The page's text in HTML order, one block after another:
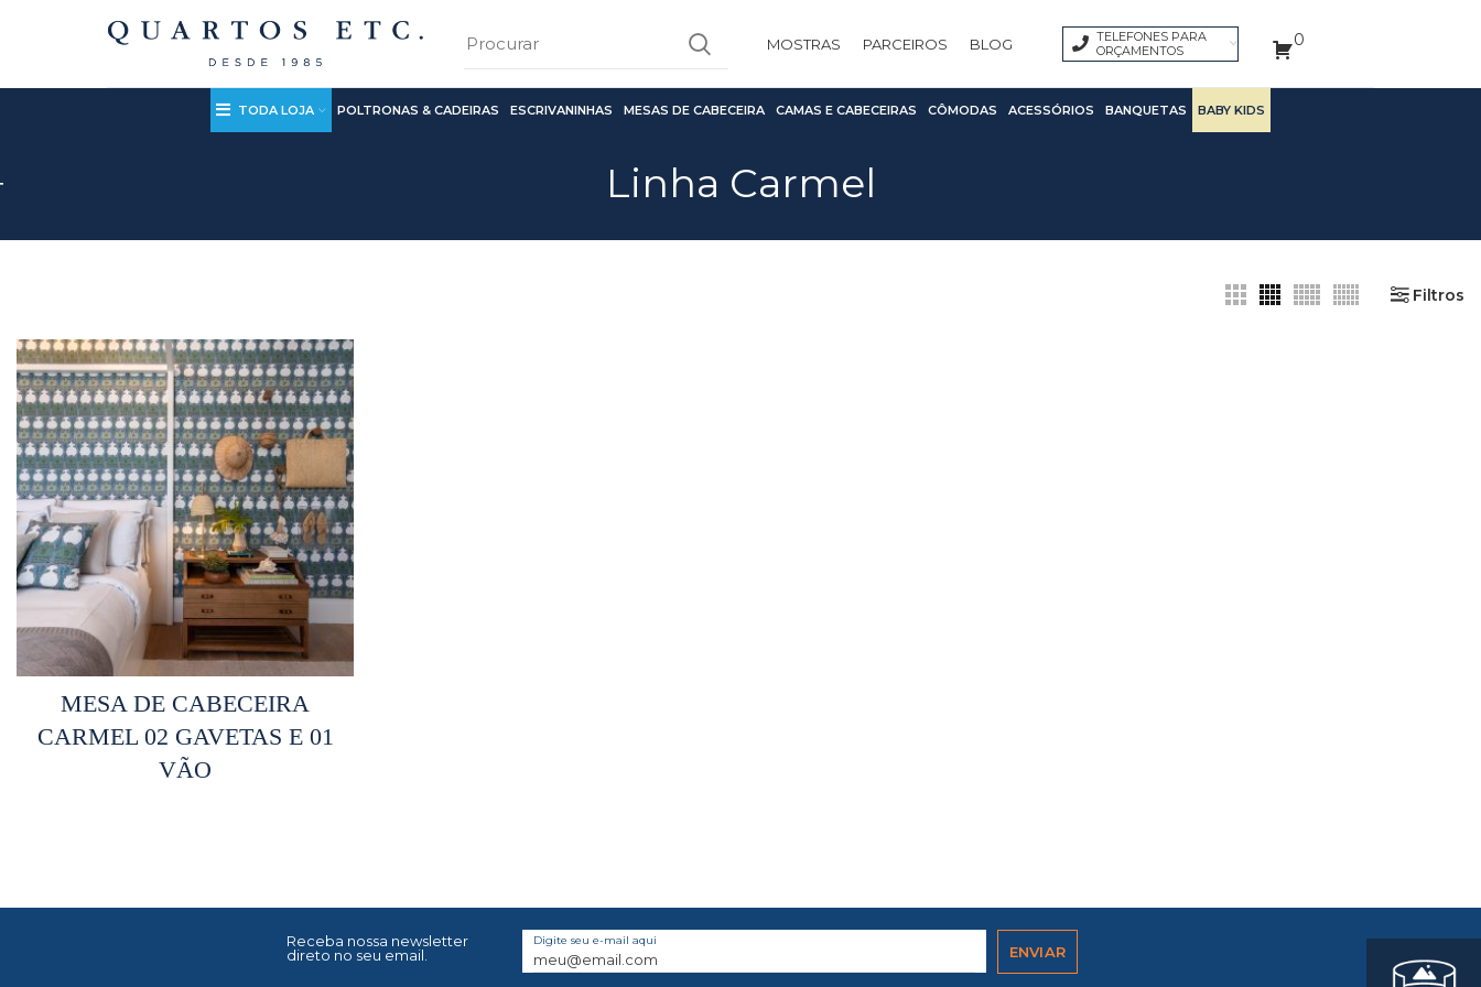
MOSTRAS PARCEIROS BLOG
TELEFONES PARA
ORÇAMENTOS
0
TODA LOJA POLTRONAS & CADEIRAS ESCRIVANINHAS MESAS DE CABECEIRA CAMAS E CABECEIRAS CÔMODAS ACESSÓRIOS BANQUETAS BABY KIDS
Linha Carmel
Filtros
MESA DE CABECEIRA
CARMEL 02 GAVETAS E 01
VÃO
Receba nossa newsletter
direto no seu email.
Digite seu e-mail aqui